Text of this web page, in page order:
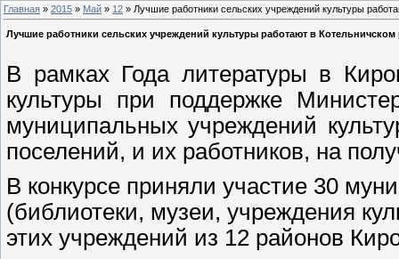
Главная » 2015 » Май » 12 » Лучшие работники сельских учреждений культуры
Лучшие работники сельских учреждений культуры работают в Котельничском
В рамках Года литературы в
культуры при поддержке
муниципальных учреждений
поселений, и их работников, на
В конкурсе приняли участие 30
(библиотеки, музеи, учреждения
этих учреждений из 12 районов